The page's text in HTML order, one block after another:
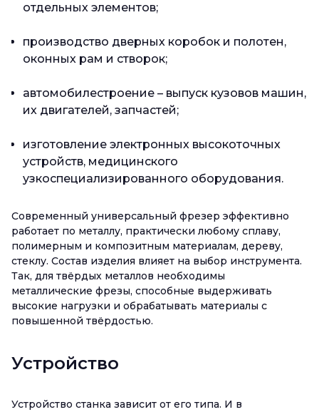
отдельных элементов;
производство дверных коробок и полотен,
оконных рам и створок;
автомобилестроение – выпуск кузовов машин,
их двигателей, запчастей;
изготовление электронных высокоточных
устройств, медицинского
узкоспециализированного оборудования.
Современный универсальный фрезер эффективно
работает по металлу, практически любому сплаву,
полимерным и композитным материалам, дереву,
стеклу. Состав изделия влияет на выбор инструмента.
Так, для твёрдых металлов необходимы
металлические фрезы, способные выдерживать
высокие нагрузки и обрабатывать материалы с
повышенной твёрдостью.
Устройство
Устройство станка зависит от его типа. И в